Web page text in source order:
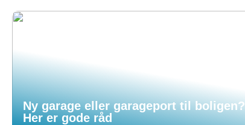
Ny garage eller garageport til boligen?
Her er gode råd